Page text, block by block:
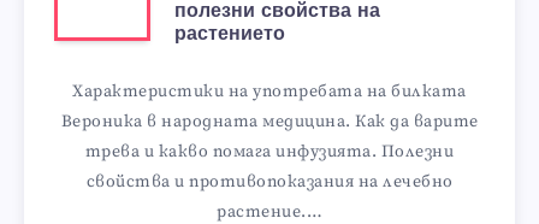
полезни свойства на
растението
Характеристики на употребата на билката
Вероника в народната медицина. Как да варите
трева и какво помага инфузията. Полезни
свойства и противопоказания на лечебно
растение.…